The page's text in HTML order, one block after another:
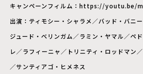
キャンペーンフィルム：https://youtu.be/
出演：ティモシー・シャラメ／バッド・バニ
ジュード・ベリンガム／ラミン・ヤマル／ペ
レ／ラフィーニャ／トリニティ・ロッドマン
／サンティアゴ・ヒメネス